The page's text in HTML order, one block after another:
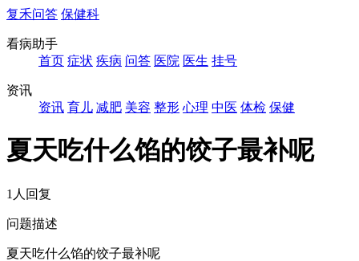
复禾问答 保健科
看病助手
首页 症状 疾病 问答 医院 医生 挂号
资讯
资讯 育儿 减肥 美容 整形 心理 中医 体检 保健
夏天吃什么馅的饺子最补呢
1人回复
问题描述
夏天吃什么馅的饺子最补呢